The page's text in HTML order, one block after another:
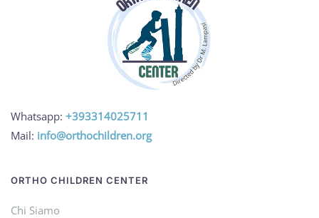
Whatsapp: +393314025711
Mail: info@orthochildren.org
ORTHO CHILDREN CENTER
Chi Siamo